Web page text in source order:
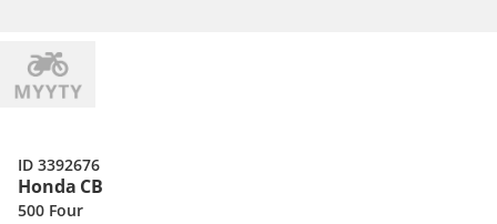
Honda CB
500 Four
ID 3392676